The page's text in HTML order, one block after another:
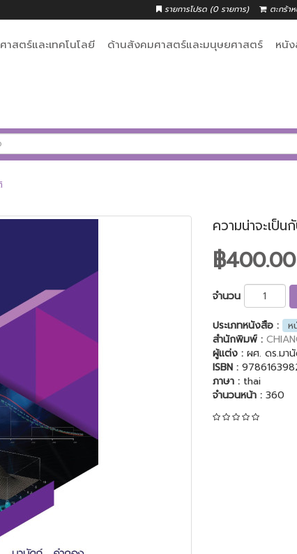
รายการโปรด (0 รายการ) ตะกร้า
าสตร์และเทคโนโลยี ด้านสังคมศาสตร์และมนุษยศาสตร์ หนั
ความน่าจะเป็
฿400.00
จำนวน
ประเภทหนังสือ :
ห
สำนักพิมพ์ :
ผู้แต่ง : ผศ. ดร.มา
ISBN :
ภาษา : thai
จำนวนหน้า : 360